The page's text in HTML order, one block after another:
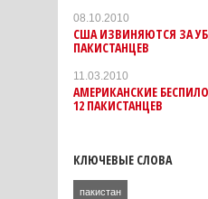
08.10.2010
США ИЗВИНЯЮТСЯ ЗА
ПАКИСТАНЦЕВ
11.03.2010
АМЕРИКАНСКИЕ
12 ПАКИСТАНЦЕВ
КЛЮЧЕВЫЕ СЛОВА
пакистан